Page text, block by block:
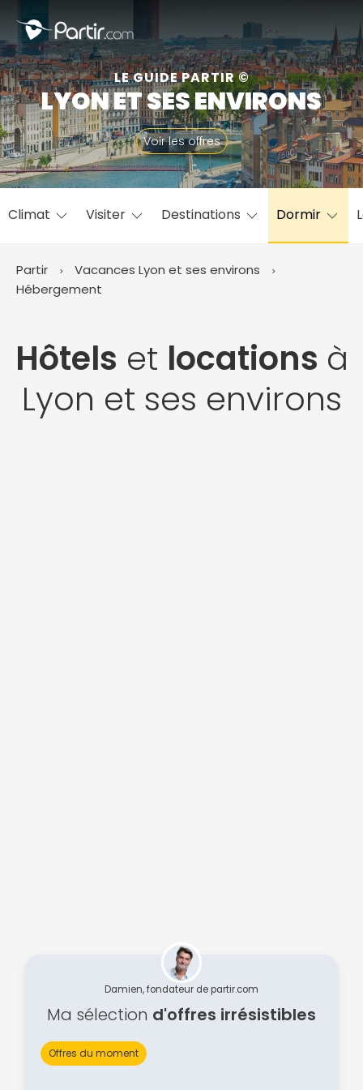
LE GUIDE PARTIR ©
LYON ET SES ENVIRONS
Voir les offres
Climat Visiter Destinations Dormir
Partir
Vacances Lyon et ses environs
Hébergement
Hôtels et locations à
Lyon et ses environs
Damien, fondateur de partir.com
Ma sélection d'offres irrésistibles
Offres du moment
📍 Destinations populaires
☀️ Où partir par mois
Juin
Juillet
Août Septembre
Octobre
Novembre